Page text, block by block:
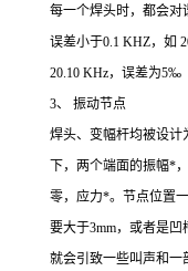
每一个焊头时，都会对
误差小于0.1 KHZ，如
20.10 KHz，误差为5‰
3、 振动节点
焊头、变幅杆均被设计
下，两个端面的振幅*
零，应力*。节点位置
要大于3mm，或者是
就会引致一些叫声和一